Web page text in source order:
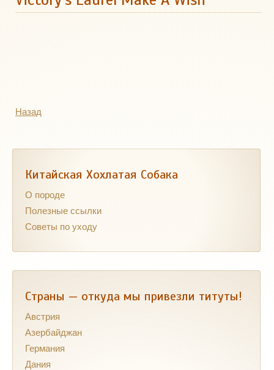
Назад
Китайская Хохлатая Собака
О породе
Полезные ссылки
Советы по уходу
Страны — откуда мы привезли титуты!
Австрия
Азербайджан
Германия
Дания